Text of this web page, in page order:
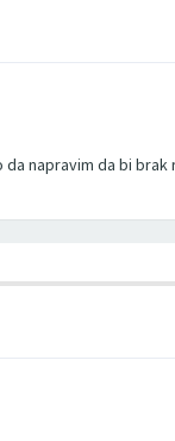
napravim da bi brak